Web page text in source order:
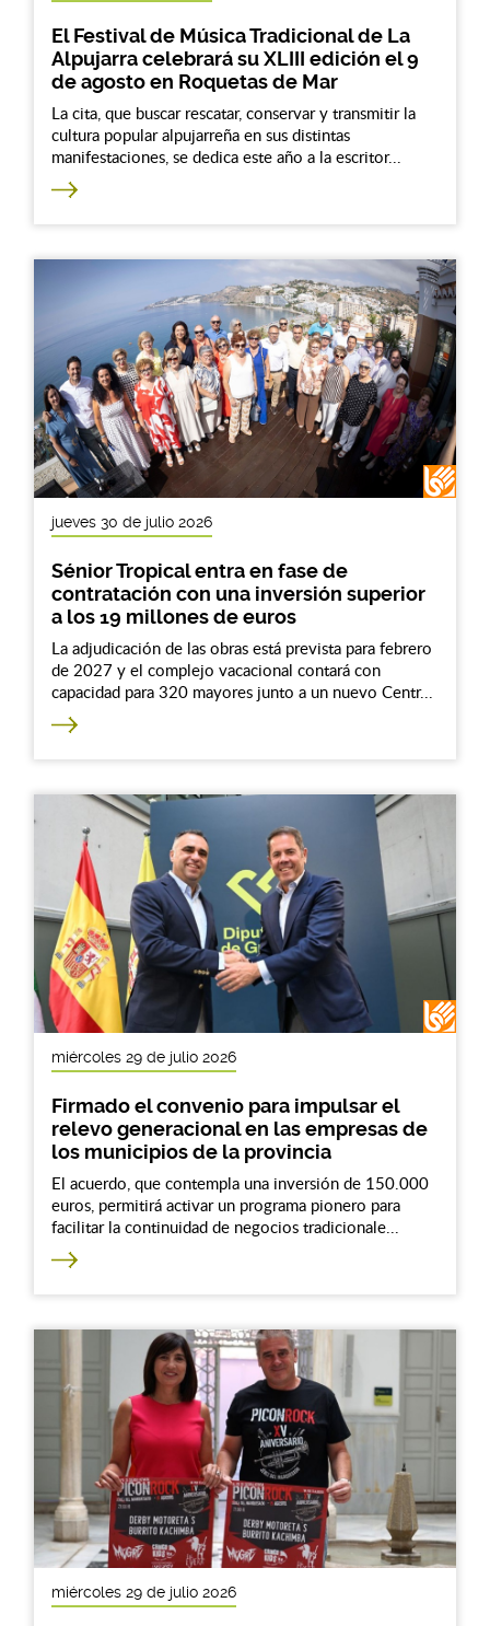
El Festival de Música Tradicional de La
Alpujarra celebrará su XLIII edición el 9
de agosto en Roquetas de Mar
La cita, que buscar rescatar, conservar y transmitir la
cultura popular alpujarreña en sus distintas
manifestaciones, se dedica este año a la escritor...
jueves 30 de julio 2026
Sénior Tropical entra en fase de
contratación con una inversión superior
a los 19 millones de euros
La adjudicación de las obras está prevista para febrero
de 2027 y el complejo vacacional contará con
capacidad para 320 mayores junto a un nuevo Centr...
miércoles 29 de julio 2026
Firmado el convenio para impulsar el
relevo generacional en las empresas de
los municipios de la provincia
El acuerdo, que contempla una inversión de 150.000
euros, permitirá activar un programa pionero para
facilitar la continuidad de negocios tradicionale...
miércoles 29 de julio 2026